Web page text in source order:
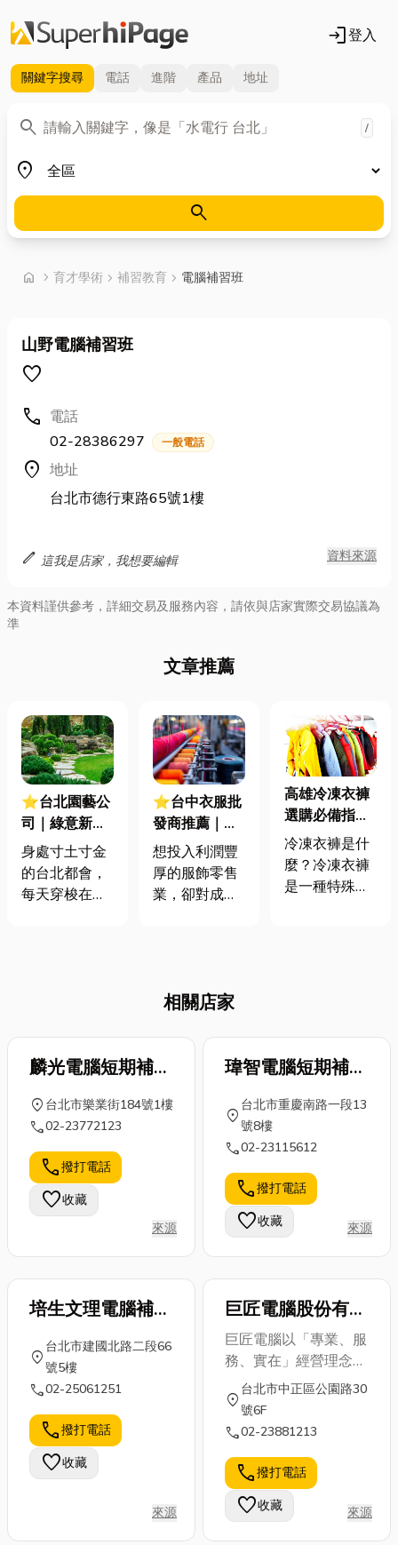
login登入
關鍵字搜尋 電話 進階 產品 地址
search
關鍵字 /
place
地區
search
home chevron_right 首頁
育才學術 chevron_right 補習教育 chevron_right 電腦補習班
山野電腦補習班
favorite
call 電話
02-28386297
一般電話
location_on 地址
台北市德行東路65號1樓
edit 這我是店家，我想要編輯 資料來源
本資料謹供參考，詳細交易及服務內容，請依與店家實際交易協議為
準
文章推薦
⭐台北園藝公
司｜綠意新生
活！園藝造景
設計大揭秘，
精選公司打造
身處寸土寸金
的台北都會，
每天穿梭在水
論是將閒置的
陽台打造成秘
樓規劃成空中
休憩區，或是
讓室內空間充
滿生機盎然的
植物，園藝造
景設計就相當
文章將帶您
深...
⭐台中衣服批
發商推薦｜成
衣批發新手入
門就在這！5
大批貨痛點不
想投入利潤豐
厚的服飾零售
業，卻對成衣
三大痛點：找
的批發商、不
熟悉批貨流程
的限制，以及
與庫存管理感
到頭疼。那今
天小編要為各
位解析成衣批
發的要點，帶
各位成衣批
貨...
高雄冷凍衣褲
選購必備指
南：防寒衣物
成為你極端環
境下的守護者
冷凍衣褲是什
麼？冷凍衣褲
是一種特殊的
環境中作業的
場合。它們採
用多層結構面
料，能有效隔
將身體的熱量
凍衣褲，乍聽
之下似乎與
「保暖」背道
相關店家
麟光電腦短期補習
班
location_on 台北市樂業街184號1樓
call02-23772123
call撥打電話
favorite收藏
來源
瑋智電腦短期補習
location_on
台北市重慶南路一段13
號8樓
call02-23115612
call撥打電話
favorite收藏 來源
培生文理電腦補習
location_on
台北市建國北路二段66
號5樓
call02-25061251
call撥打電話
favorite收藏
來源
巨匠電腦股份有限
公司
巨匠電腦以「專業、服
務、實在」經營理念致
力電腦教學達30年，
全省近百家直營分校，
不斷引進最新軟體教
動電腦認證制度;一路
走來，近年來更連續獲
得各大獎項─亞洲第一
location_on
台北市中正區公園路30
號6F
call02-23881213
call撥打電話
favorite收藏 來源